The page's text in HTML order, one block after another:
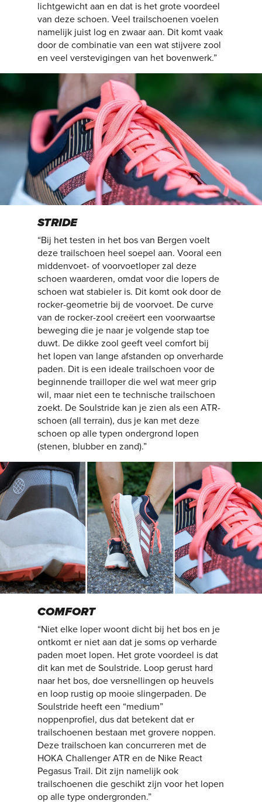
lichtgewicht aan en dat is het grote voordeel
van deze schoen. Veel trailschoenen voelen
namelijk juist log en zwaar aan. Dit komt vaak
door de combinatie van een wat stijvere zool
en veel verstevigingen van het bovenwerk.”
STRIDE
“Bij het testen in het bos van Bergen voelt
deze trailschoen heel soepel aan. Vooral een
middenvoet- of voorvoetloper zal deze
schoen waarderen, omdat voor die lopers de
schoen wat stabieler is. Dit komt ook door de
rocker-geometrie bij de voorvoet. De curve
van de rocker-zool creëert een voorwaartse
beweging die je naar je volgende stap toe
duwt. De dikke zool geeft veel comfort bij
het lopen van lange afstanden op onverharde
paden. Dit is een ideale trailschoen voor de
beginnende trailloper die wel wat meer grip
wil, maar niet een te technische trailschoen
zoekt. De Soulstride kan je zien als een ATR-
schoen (all terrain), dus je kan met deze
schoen op alle typen ondergrond lopen
(stenen, blubber en zand).”
COMFORT
“Niet elke loper woont dicht bij het bos en je
ontkomt er niet aan dat je soms op verharde
paden moet lopen. Het grote voordeel is dat
dit kan met de Soulstride. Loop gerust hard
naar het bos, doe versnellingen op heuvels
en loop rustig op mooie slingerpaden. De
Soulstride heeft een “medium”
noppenprofiel, dus dat betekent dat er
trailschoenen bestaan met grovere noppen.
Deze trailschoen kan concurreren met de
HOKA Challenger ATR en de Nike React
Pegasus Trail. Dit zijn namelijk ook
trailschoenen die geschikt zijn voor het lopen
op alle type ondergronden.”